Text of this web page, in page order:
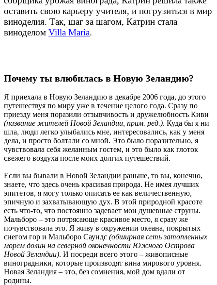
оставить свою карьеру учителя, и погрузиться в мир
виноделия. Так, шаг за шагом, Катрин стала
виноделом Villa Maria.
Почему ты влюбилась в Новую Зеландию?
Я приехала в Новую Зеландию в декабре 2006 года, до этого
путешествуя по миру уже в течение целого года. Сразу по
приезду меня поразили отзывчивость и дружелюбность Киви
(название жителей Новой Зеландии, прим. ред.). Куда бы я ни
шла, люди легко улыбались мне, интересовались, как у меня
дела, и просто болтали со мной. Это было поразительно, я
чувствовала себя желанным гостем, и это было как глоток
свежего воздуха после моих долгих путешествий.
Если вы бывали в Новой Зеландии раньше, то вы, конечно,
знаете, что здесь очень красивая природа. Не имея лучших
эпитетов, я могу только описать ее как величественную,
эпичную и захватывающую дух. В этой природной красоте
есть что-то, что постоянно задевает мои душевные струны.
Мальборо – это потрясающе красивое место, я сразу же
почувствовала это. Я живу в окружении океана, покрытых
снегом гор и Мальборо Саундс (обширная сеть затопленных
морем долин на северной оконечности Южного Острова
Новой Зеландии). И посреди всего этого – живописные
виноградники, которые производят вина мирового уровня.
Новая Зеландия – это, без сомнения, мой дом вдали от
родины.